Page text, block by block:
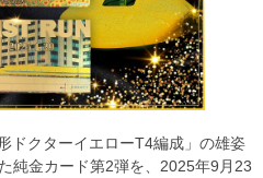
ドクターイエローT4編成」の雄姿
純金カード第2弾を、2025年9月23